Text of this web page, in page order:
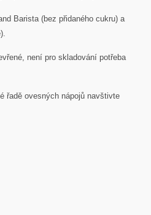
Barista (bez přidaného cukru) a
není pro skladování potřeba
řadě ovesných nápojů navštivte